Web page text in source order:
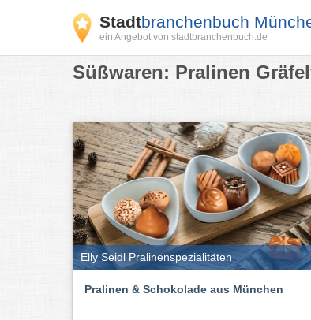
Stadtbranchenbuch
ein Angebot von stadtbranchenbuch.de
Süßwaren: Pralinen
Elly Seidl Pralinenspezialitäten
Pralinen & Schokolade aus München